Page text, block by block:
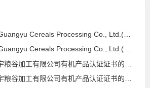
Co., Ltd.(大连广宇粮谷加工有限公司)JAS有机产品认证证书的公告
Co., Ltd.(大连广宇粮谷加工有限公司)JAS有机产品认证证书的公告
谷加工有限公司有机产品认证证书的公告
谷加工有限公司有机产品认证证书的公告